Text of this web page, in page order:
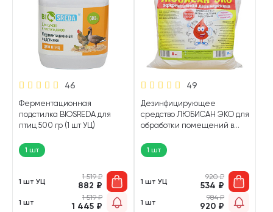
46
Ферментационная
подстилка BIOSREDA для
птиц 500 гр (1 шт УЦ)
1 шт
1 шт УЦ
1 519₽
882 ₽
1 шт
1 519₽
1 445 ₽
49
Дезинфицирующее
средство ЛЮБИСАН ЭКО для
обработки помещений в
шт)1 шт
1 шт УЦ
920₽
534 ₽
1 шт
984₽
920 ₽